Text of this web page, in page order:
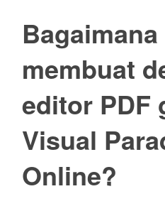
membuat
editor PDF
Visual
Online?